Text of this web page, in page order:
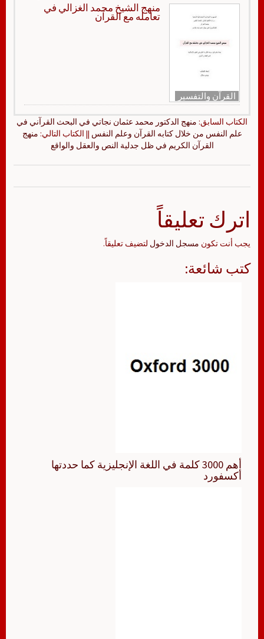
القرآن والتفسير
منهج الشيخ محمد الغزالي في
تعامله مع القرآن
الكتاب السابق: منهج الدكتور محمد عثمان نجاتي في البحث القرآني في
علم النفس من خلال كتابه القرآن وعلم النفس || الكتاب التالي: منهج
القرآن الكريم في ظل جدلية النص والعقل والواقع
اترك تعليقاً
يجب أنت تكون مسجل الدخول لتضيف تعليقاً.
كتب شائعة:
أهم 3000 كلمة في اللغة الإنجليزية كما حددتها
أكسفورد